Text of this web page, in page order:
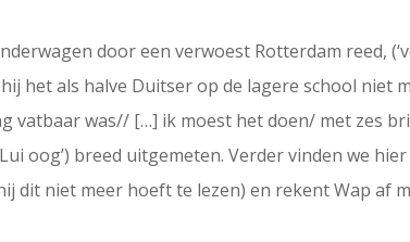
door een verwoest Rotterdam reed,
het als halve Duitser op de lagere school niet
vatbaar was// […] ik moest het doen/ met zes
oog’) breed uitgemeten. Verder vinden we
dit niet meer hoeft te lezen) en rekent Wap af